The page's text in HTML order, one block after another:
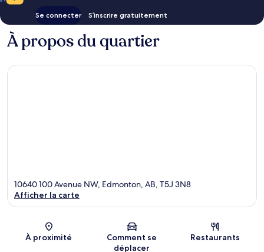
Se connecter S’inscrire gratuitement
À propos du quartier
Carte
10640 100 Avenue NW, Edmonton, AB, T5J 3N8
Afficher la carte
À proximité
Comment se
déplacer
Restaurants